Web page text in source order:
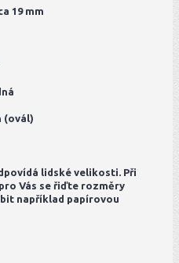
19 mm
(ovál)
lidské velikosti. Při
Vás se řiďte rozměry
například papírovou